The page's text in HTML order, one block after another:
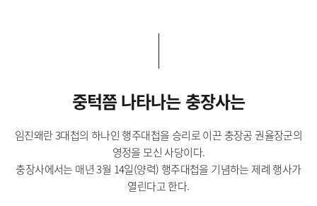
중턱쯤 나타나는 충장사는
임진왜란 3대첩의 하나인 행주대첩을 승리로 이끈 충장공 권율장군의
영정을 모신 사당이다.
충장사에서는 매년 3월 14일(양력) 행주대첩을 기념하는 제례 행사가
열린다고 한다.